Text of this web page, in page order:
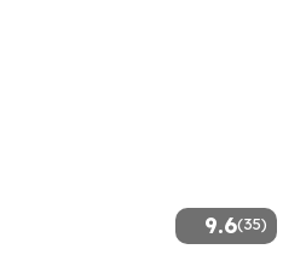
9.6(35)